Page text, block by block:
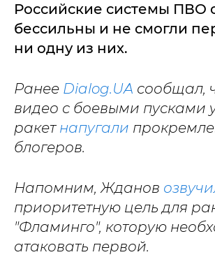
Российские системы ПВО
бессильны и не смогли
ни одну из них.
Ранее Dialog.UA сообщал,
видео с боевыми пусками
ракет напугали
блогеров.
Напомним, Жданов
приоритетную цель для
"Фламинго", которую
атаковать первой.